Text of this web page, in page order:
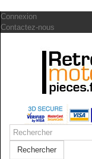
Connexion
Contactez-nous
Rechercher